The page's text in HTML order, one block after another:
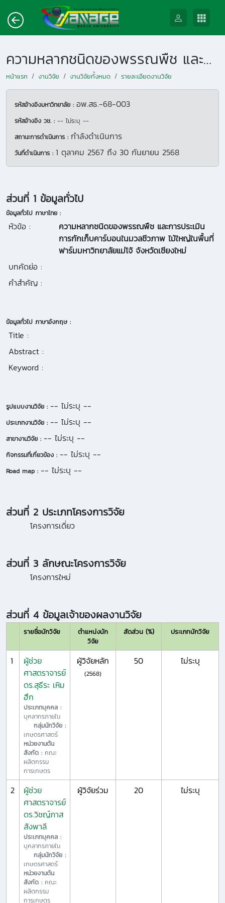
ความหลากชนิดของพรรณพืช และการประเมินการกักเก็บคาร์บอนในมวลชีวภาพ ไม้ใหญ่ในพื้นที่ฟาร์มมหาวิทยาลัยแม่โจ้ จังหวัดเชียงใหม่
หน้าแรก งานวิจัย งานวิจัยทั้งหมด รายละเอียดงานวิจัย
รหัสอ้างอิงมหาวิทยาลัย : อพ.สธ.-68-003
รหัสอ้างอิง วช. : -- ไม่ระบุ --
สถานะการดำเนินการ : กำลังดำเนินการ
วันที่ดำเนินการ : 1 ตุลาคม 2567 ถึง 30 กันยายน 2568
ส่วนที่ 1 ข้อมูลทั่วไป
ข้อมูลทั่วไป ภาษาไทย :
หัวข้อ :
ความหลากชนิดของพรรณพืช และการประเมิน
การกักเก็บคาร์บอนในมวลชีวภาพ ไม้ใหญ่ในพื้นที่
ฟาร์มมหาวิทยาลัยแม่โจ้ จังหวัดเชียงใหม่
บทคัดย่อ :
คำสำคัญ :
ข้อมูลทั่วไป ภาษาอังกฤษ :
Title :
Abstract :
Keyword :
รูปแบบงานวิจัย : -- ไม่ระบุ --
ประเภทงานวิจัย : -- ไม่ระบุ --
สาขางานวิจัย : -- ไม่ระบุ --
กิจกรรมที่เกี่ยวข้อง : -- ไม่ระบุ --
Road map : -- ไม่ระบุ --
ส่วนที่ 2 ประเภทโครงการวิจัย
โครงการเดี่ยว
ส่วนที่ 3 ลักษณะโครงการวิจัย
โครงการใหม่
ส่วนที่ 4 ข้อมูลเจ้าของผลงานวิจัย
รายชื่อนักวิจัย
ตำแหน่งนัก
วิจัย
สัดส่วน (%) ประเภทนักวิจัย
1
ผู้ช่วย
ศาสตราจารย์
ดร.สุธีระ เหิม
ฮึก
ประเภทบุคคล :
บุคลากรภายใน
กลุ่มนักวิจัย :
เกษตรศาสตร์
หน่วยงานต้น
สังกัด : คณะ
ผลิตกรรม
การเกษตร
ผู้วิจัยหลัก
(2568)
50 ไม่ระบุ
2
ผู้ช่วย
ศาสตราจารย์
ดร.วิชญ์ภาส
สังพาลี
ประเภทบุคคล :
บุคลากรภายใน
กลุ่มนักวิจัย :
เกษตรศาสตร์
หน่วยงานต้น
สังกัด : คณะ
ผลิตกรรม
การเกษตร
ผู้วิจัยร่วม 20 ไม่ระบุ